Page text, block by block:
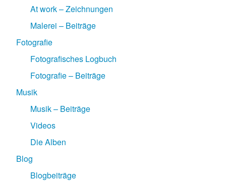
At work – Zeichnungen
Malerei – Beiträge
Fotografie
Fotografisches Logbuch
Fotografie – Beiträge
Musik
Musik – Beiträge
Videos
Die Alben
Blog
Blogbeiträge